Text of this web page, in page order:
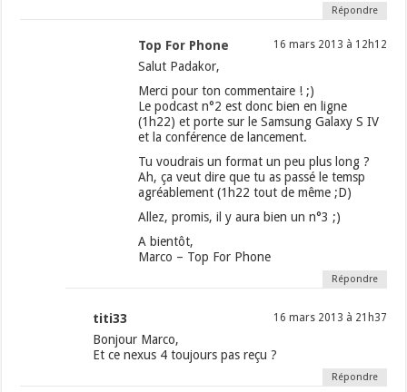
Répondre
Top For Phone 16 mars 2013 à 12h12
Salut Padakor,
Merci pour ton commentaire ! ;)
Le podcast n°2 est donc bien en ligne
(1h22) et porte sur le Samsung Galaxy S IV
et la conférence de lancement.
Tu voudrais un format un peu plus long ?
Ah, ça veut dire que tu as passé le temsp
agréablement (1h22 tout de même ;D)
Allez, promis, il y aura bien un n°3 ;)
A bientôt,
Marco – Top For Phone
Répondre
titi33 16 mars 2013 à 21h37
Bonjour Marco,
Et ce nexus 4 toujours pas reçu ?
Répondre